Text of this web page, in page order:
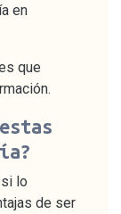
en
que
lo
de ser